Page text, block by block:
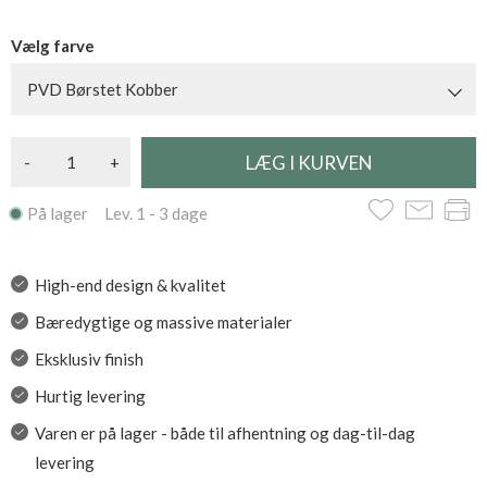
Vælg farve
PVD Børstet Kobber
- +
På lager Lev. 1 - 3 dage
High-end design & kvalitet
Bæredygtige og massive materialer
Eksklusiv finish
Hurtig levering
Varen er på lager - både til afhentning og dag-til-dag
levering